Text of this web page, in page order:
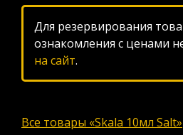
Для резервирования
ознакомления с ценами
на сайт.
Все товары «Skala 10мл Salt»